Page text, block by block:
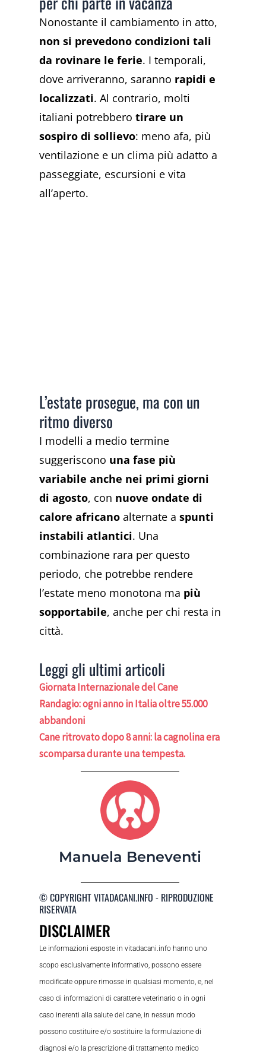
Nonostante il cambiamento in atto,
non si prevedono condizioni tali
da rovinare le ferie. I temporali,
dove arriveranno, saranno rapidi e
localizzati. Al contrario, molti
italiani potrebberotirare un
sospiro di sollievo: meno afa, più
ventilazione e un clima più adatto a
passeggiate, escursioni e vita
all’aperto.
L’estate prosegue, ma con un
ritmo diverso
I modelli a medio termine
suggeriscono una fase più
variabile anche nei primi giorni
di agosto, con nuove ondate di
calore africano alternate aspunti
instabili atlantici. Una
combinazione rara per questo
periodo, che potrebbe rendere
l’estate meno monotona ma più
sopportabile, anche per chi resta in
città.
Leggi gli ultimi articoli
Giornata Internazionale del Cane
Randagio: ogni anno in Italia oltre 55.000
abbandoni
Cane ritrovato dopo 8 anni: la cagnolina era
scomparsa durante una tempesta.
Manuela Beneventi
© COPYRIGHT VITADACANI.INFO - RIPRODUZIONE
RISERVATA
DISCLAIMER
Le informazioni esposte in vitadacani.info hanno uno
scopo esclusivamente informativo, possono essere
modificate oppure rimosse in qualsiasi momento, e, nel
caso di informazioni di carattere veterinario o in ogni
caso inerenti alla salute del cane, in nessun modo
possono costituire e/o sostituire la formulazione di
diagnosi e/o la prescrizione di trattamento medico